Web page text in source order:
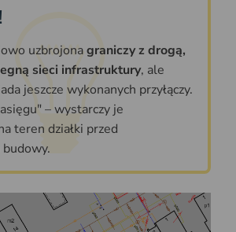
uzbrojonagraniczy z drogą,
sieci infrastruktury, ale
jeszcze wykonanych przyłączy.
– wystarczy je
teren działki przed